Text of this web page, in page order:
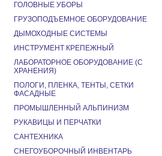
ГОЛОВНЫЕ УБОРЫ
ГРУЗОПОДЪЕМНОЕ ОБОРУДОВАНИЕ
ДЫМОХОДНЫЕ СИСТЕМЫ
ИНСТРУМЕНТ КРЕПЕЖНЫЙ
ЛАБОРАТОРНОЕ ОБОРУДОВАНИЕ (С
ХРАНЕНИЯ)
ПОЛОГИ, ПЛЕНКА, ТЕНТЫ, СЕТКИ
ФАСАДНЫЕ
ПРОМЫШЛЕННЫЙ АЛЬПИНИЗМ
РУКАВИЦЫ И ПЕРЧАТКИ
САНТЕХНИКА
СНЕГОУБОРОЧНЫЙ ИНВЕНТАРЬ